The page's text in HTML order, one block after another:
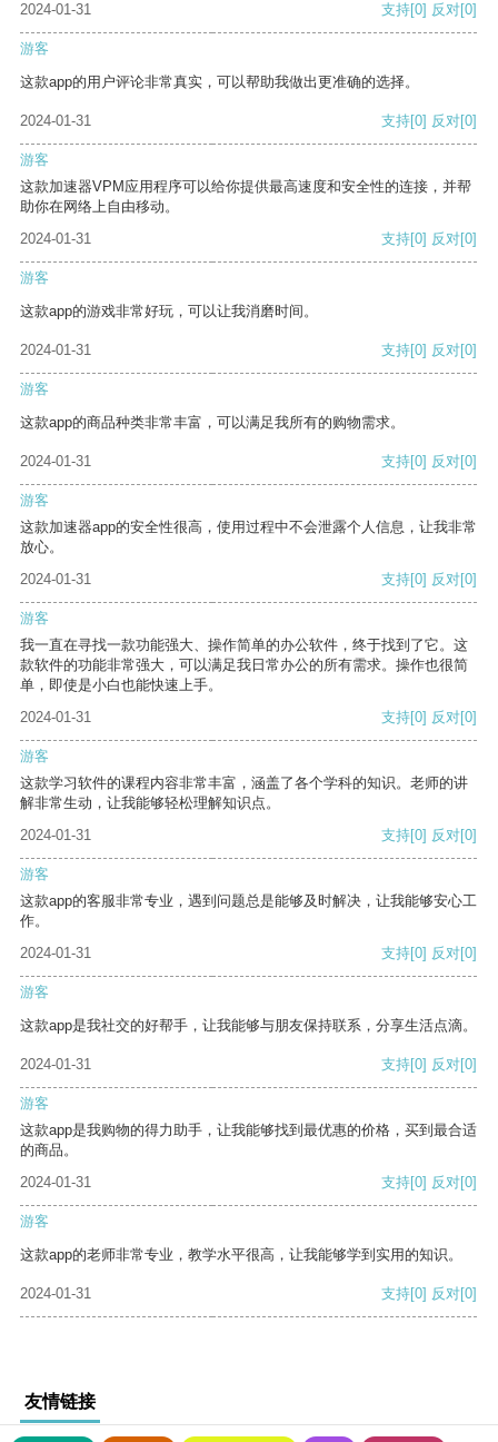
2024-01-31 支持[0] 反对[0]
游客
这款app的用户评论非常真实，可以帮助我做出更准确的选择。
2024-01-31 支持[0] 反对[0]
游客
这款加速器VPM应用程序可以给你提供最高速度和安全性的连接，并帮
助你在网络上自由移动。
2024-01-31
支持[0] 反对[0]
游客
这款app的游戏非常好玩，可以让我消磨时间。
2024-01-31 支持[0] 反对[0]
游客
这款app的商品种类非常丰富，可以满足我所有的购物需求。
2024-01-31 支持[0] 反对[0]
游客
这款加速器app的安全性很高，使用过程中不会泄露个人信息，让我非常
放心。
2024-01-31
支持[0] 反对[0]
游客
我一直在寻找一款功能强大、操作简单的办公软件，终于找到了它。这
款软件的功能非常强大，可以满足我日常办公的所有需求。操作也很简
单，即使是小白也能快速上手。
2024-01-31
支持[0] 反对[0]
游客
这款学习软件的课程内容非常丰富，涵盖了各个学科的知识。老师的讲
解非常生动，让我能够轻松理解知识点。
2024-01-31
支持[0] 反对[0]
游客
这款app的客服非常专业，遇到问题总是能够及时解决，让我能够安心工
作。
2024-01-31
支持[0] 反对[0]
游客
这款app是我社交的好帮手，让我能够与朋友保持联系，分享生活点滴。
2024-01-31 支持[0] 反对[0]
游客
这款app是我购物的得力助手，让我能够找到最优惠的价格，买到最合适
的商品。
2024-01-31
支持[0] 反对[0]
游客
这款app的老师非常专业，教学水平很高，让我能够学到实用的知识。
2024-01-31 支持[0] 反对[0]
友情链接